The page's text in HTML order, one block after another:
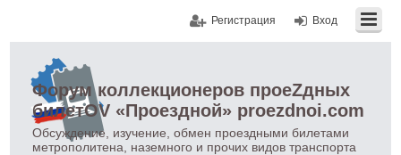
Вход
Регистрация
Форум коллекционеров проеZдных
билетOV «Проездной» proezdnoi.com
Обсуждение, изучение, обмен проездными билетами
метрополитена, наземного и прочих видов транспорта